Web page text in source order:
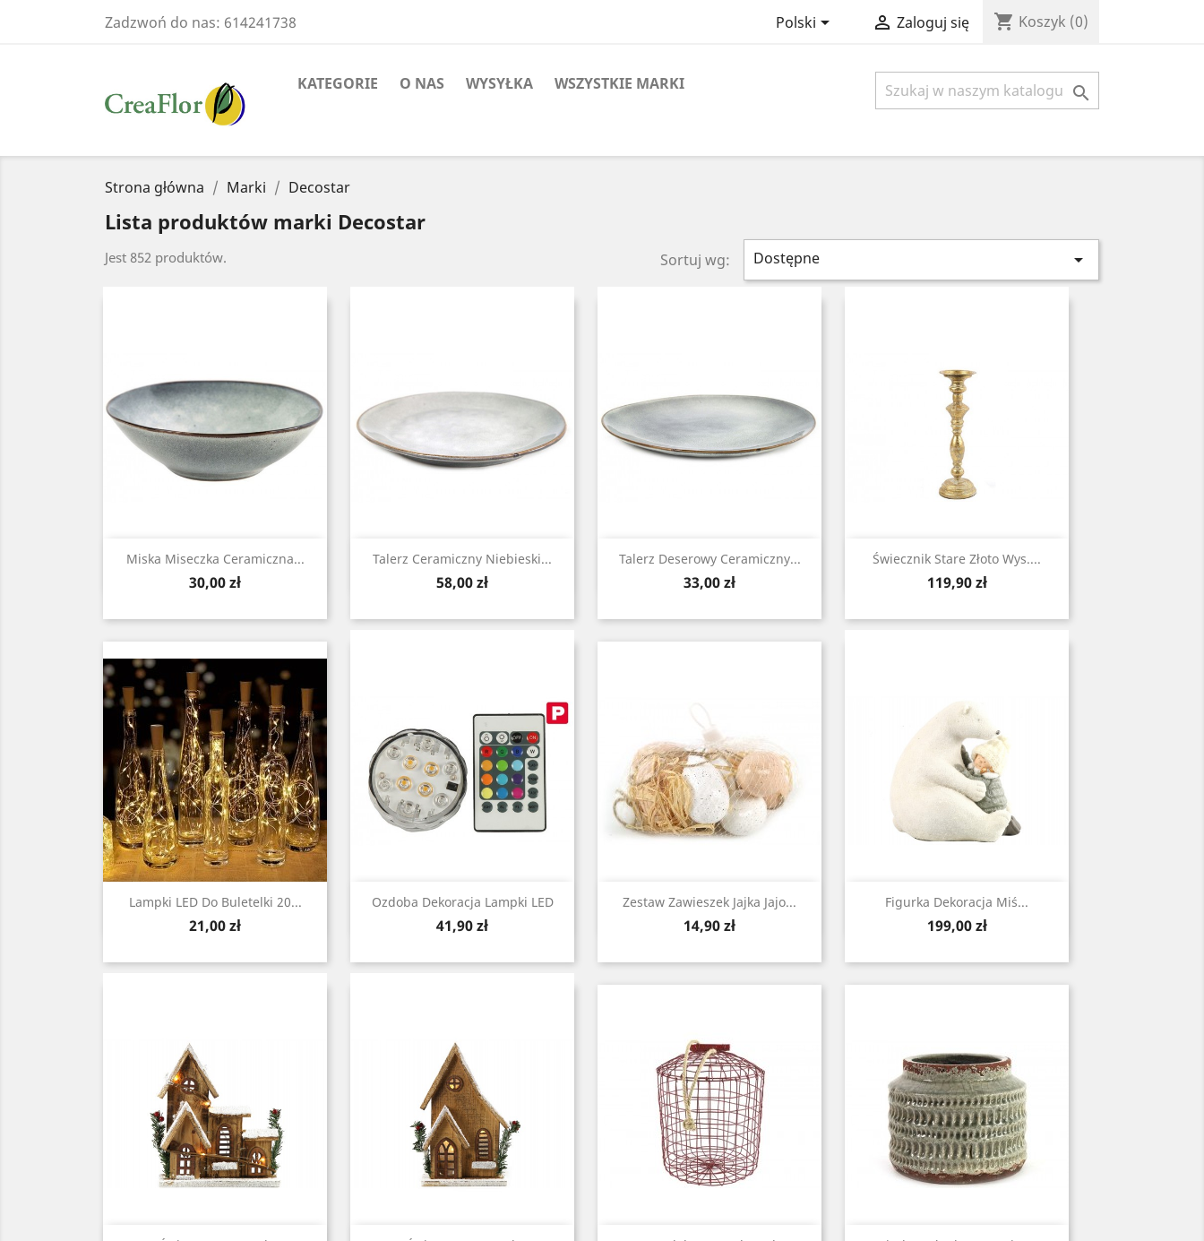
Zadzwoń do nas: 614241738 Polski  Zaloguj się shopping_cart Koszyk (0)
KATEGORIE O NAS WYSYŁKA WSZYSTKIE MARKI 
Strona główna Marki Decostar
Lista produktów marki Decostar
Jest 852 produktów. Sortuj wg: Dostępne 
Miska Miseczka Ceramiczna...
Cena
30,00 zł
Zobacz Talerz Ceramiczny Niebieski...
Cena
58,00 zł
Zobacz Talerz Deserowy Ceramiczny...
Cena
33,00 zł
Zobacz Świecznik Stare Złoto Wys....
Cena
119,90 zł
Zobacz
Lampki LED Do Buletelki 20...
Cena
21,00 zł
 Zobacz Ozdoba Dekoracja Lampki LED
Cena
41,90 zł
Zobacz Zestaw Zawieszek Jajka Jajo...
Cena
14,90 zł
Zobacz Figurka Dekoracja Miś...
Cena
199,00 zł
Zobacz